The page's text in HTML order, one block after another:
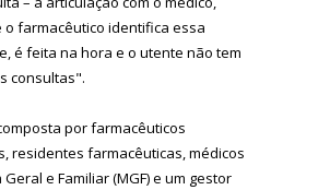
o farmacêutico identifica essa
é feita na hora e o utente não tem
consultas".
por farmacêuticos
residentes farmacêuticas, médicos
e Familiar (MGF) e um gestor